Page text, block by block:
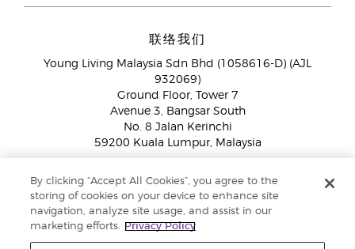
联络我们
Young Living Malaysia Sdn Bhd (1058616-D) (AJL
932069)
Ground Floor, Tower 7
Avenue 3, Bangsar South
No. 8 Jalan Kerinchi
59200 Kuala Lumpur, Malaysia
免付费专线：1800 189 889
WhatsApp对话: +60 15 4600 0691
By clicking “Accept All Cookies”, you agree to the
storing of cookies on your device to enhance site
navigation, analyze site usage, and assist in our
marketing efforts.
Privacy Policy